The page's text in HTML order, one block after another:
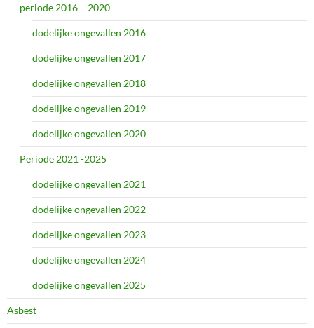
periode 2016 – 2020
dodelijke ongevallen 2016
dodelijke ongevallen 2017
dodelijke ongevallen 2018
dodelijke ongevallen 2019
dodelijke ongevallen 2020
Periode 2021 -2025
dodelijke ongevallen 2021
dodelijke ongevallen 2022
dodelijke ongevallen 2023
dodelijke ongevallen 2024
dodelijke ongevallen 2025
Asbest